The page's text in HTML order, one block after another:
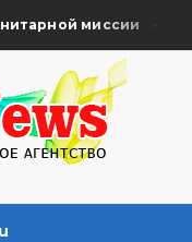
миссии